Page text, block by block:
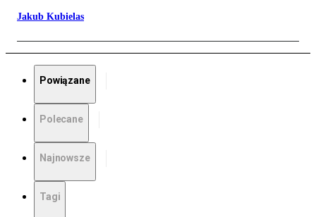
Jakub Kubielas
Powiązane
Polecane
Najnowsze
Tagi